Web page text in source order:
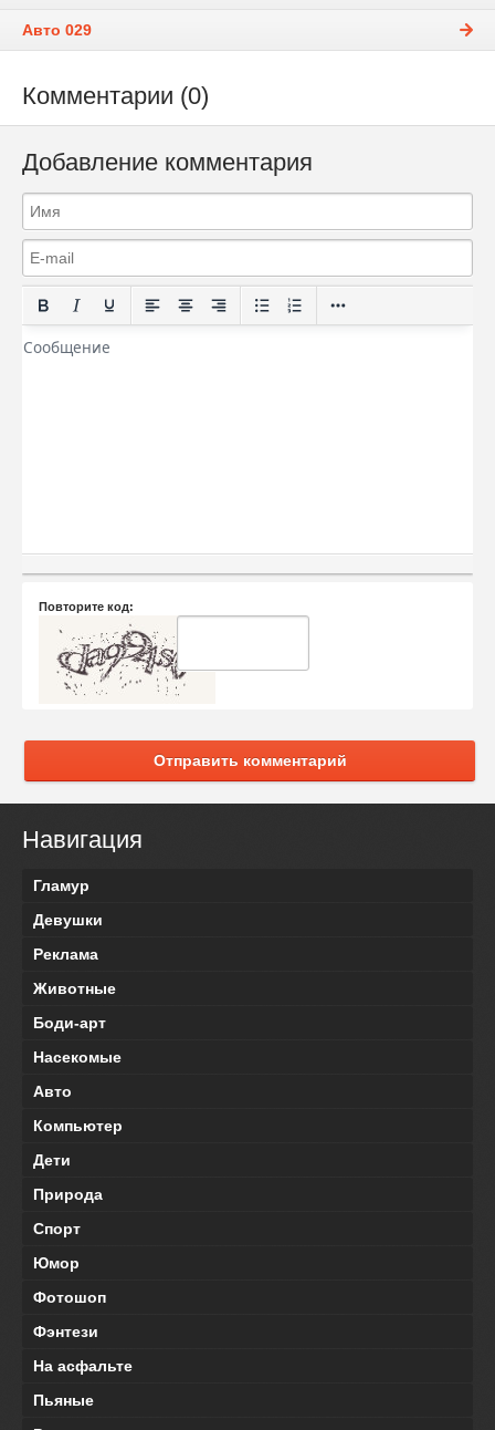
Авто 029
Комментарии (0)
Добавление комментария
Повторите код:
Отправить комментарий
Навигация
Гламур
Девушки
Реклама
Животные
Боди-арт
Насекомые
Авто
Компьютер
Дети
Природа
Спорт
Юмор
Фотошоп
Фэнтези
На асфальте
Пьяные